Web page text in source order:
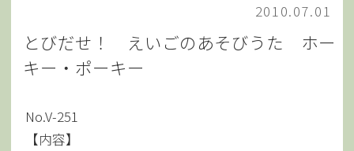
2010.07.01
とびだせ！ えいごのあそびうた ホー
キー・ポーキー
No.V-251
【内容】